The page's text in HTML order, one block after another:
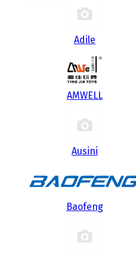
Adile
AMWELL
Ausini
Baofeng